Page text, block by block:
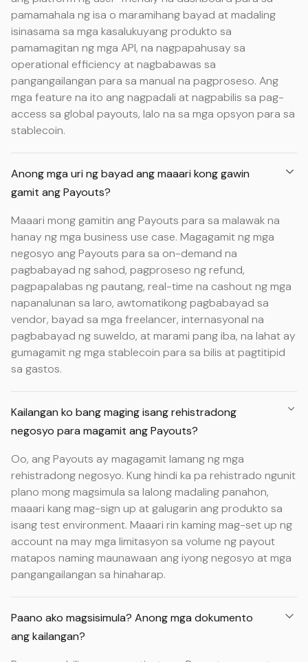
pamamahala ng isa o maramihang bayad at madaling
isinasama sa mga kasalukuyang produkto sa
pamamagitan ng mga API, na nagpapahusay sa
operational efficiency at nagbabawas sa
pangangailangan para sa manual na pagproseso. Ang
mga feature na ito ang nagpadali at nagpabilis sa pag-
access sa global payouts, lalo na sa mga opsyon para sa
stablecoin.
Anong mga uri ng bayad ang maaari kong gawin
gamit ang Payouts?
Maaari mong gamitin ang Payouts para sa malawak na
hanay ng mga business use case. Magagamit ng mga
negosyo ang Payouts para sa on-demand na
pagbabayad ng sahod, pagproseso ng refund,
pagpapalabas ng pautang, real-time na cashout ng mga
napanalunan sa laro, awtomatikong pagbabayad sa
vendor, bayad sa mga freelancer, internasyonal na
pagbabayad ng suweldo, at marami pang iba, na lahat ay
gumagamit ng mga stablecoin para sa bilis at pagtitipid
sa gastos.
Kailangan ko bang maging isang rehistradong
negosyo para magamit ang Payouts?
Oo, ang Payouts ay magagamit lamang ng mga
rehistradong negosyo. Kung hindi ka pa rehistrado ngunit
plano mong magsimula sa lalong madaling panahon,
maaari kang mag-sign up at galugarin ang produkto sa
isang test environment. Maaari rin kaming mag-set up ng
account na may mga limitasyon sa volume ng payout
matapos naming maunawaan ang iyong negosyo at mga
pangangailangan sa hinaharap.
Paano ako magsisimula? Anong mga dokumento
ang kailangan?